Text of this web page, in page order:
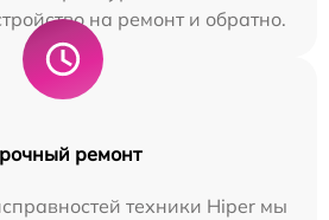
на ремонт и обратно.
ремонт
техники Hiper мы